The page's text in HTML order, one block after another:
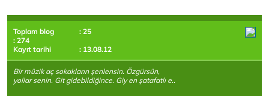
Toplam blog
: 25
: 274
Kayıt tarihi
: 13.08.12
Bir müzik aç sokakların şenlensin. Özgürsün,
yollar senin. Git gidebildiğince. Giy en şatafatlı e..